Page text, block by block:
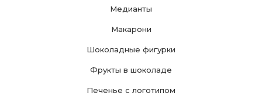
Медианты
Макарони
Шоколадные фигурки
Фрукты в шоколаде
Печенье с логотипом